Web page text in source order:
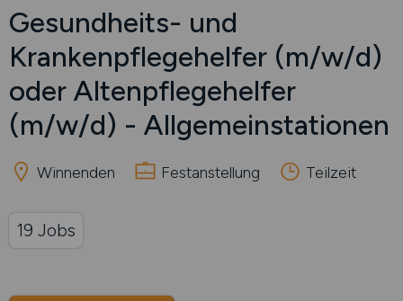
Gesundheits- und
Krankenpflegehelfer (m/w/d)
oder Altenpflegehelfer
(m/w/d) - Allgemeinstationen
Winnenden Festanstellung Teilzeit
19 Jobs